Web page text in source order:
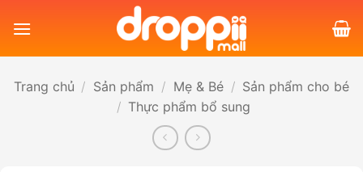
qua
Trang chủ / Sản phẩm / Mẹ & Bé / Sản phẩm cho bé
/ Thực phẩm bổ sung